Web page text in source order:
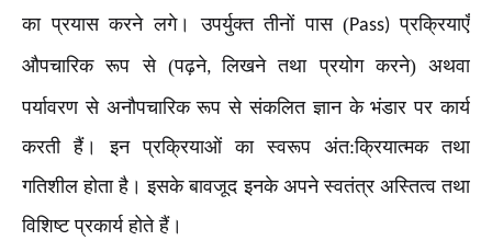
का प्रयास करने लगे। उपर्युक्त तीनों पास (Pass)प्रक्रियाएँ
औपचारिक रूप से (पढ़ने,लिखने तथा प्रयोग करने) अथवा
पर्यावरण से अनौपचारिक रूप से संकलित ज्ञान के भंडार पर कार्य
करती हैं। इन प्रक्रियाओं का स्वरूप अंत:क्रियात्मक तथा
गतिशील होता है। इसके बावजूद इनके अपने स्वतंत्र अस्तित्व तथा
विशिष्ट प्रकार्य होते हैं।